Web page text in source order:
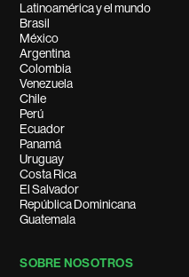
Latinoamérica y el mundo
Brasil
México
Argentina
Colombia
Venezuela
Chile
Perú
Ecuador
Panamá
Uruguay
Costa Rica
El Salvador
República Dominicana
Guatemala
SOBRE NOSOTROS